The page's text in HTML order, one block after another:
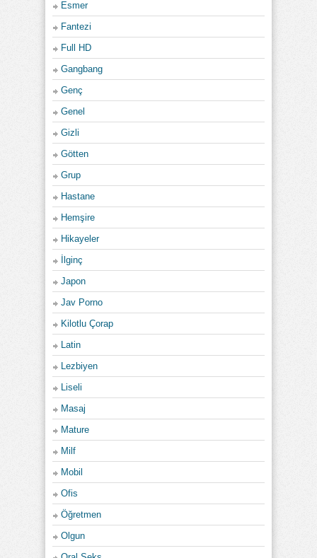
Esmer
Fantezi
Full HD
Gangbang
Genç
Genel
Gizli
Götten
Grup
Hastane
Hemşire
Hikayeler
İlginç
Japon
Jav Porno
Kilotlu Çorap
Latin
Lezbiyen
Liseli
Masaj
Mature
Milf
Mobil
Ofis
Öğretmen
Olgun